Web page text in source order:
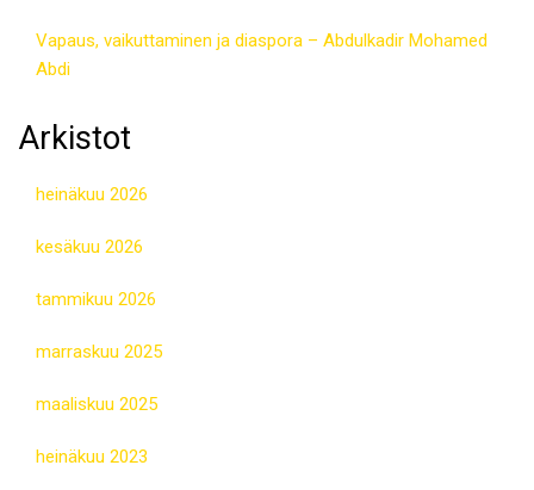
Vapaus, vaikuttaminen ja diaspora – Abdulkadir Mohamed
Abdi
Arkistot
heinäkuu 2026
kesäkuu 2026
tammikuu 2026
marraskuu 2025
maaliskuu 2025
heinäkuu 2023